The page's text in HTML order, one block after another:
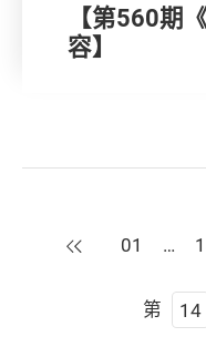
【第560期
容】
上一页
01 …
第